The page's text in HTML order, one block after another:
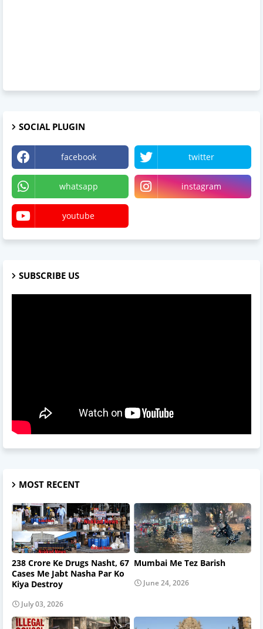
SOCIAL PLUGIN
facebook twitter
whatsapp instagram
youtube
SUBSCRIBE US
MOST RECENT
238 Crore Ke Drugs Nasht, 67
Cases Me Jabt Nasha Par Ko
Kiya Destroy
July 03, 2026
Mumbai Me Tez Barish
June 24, 2026